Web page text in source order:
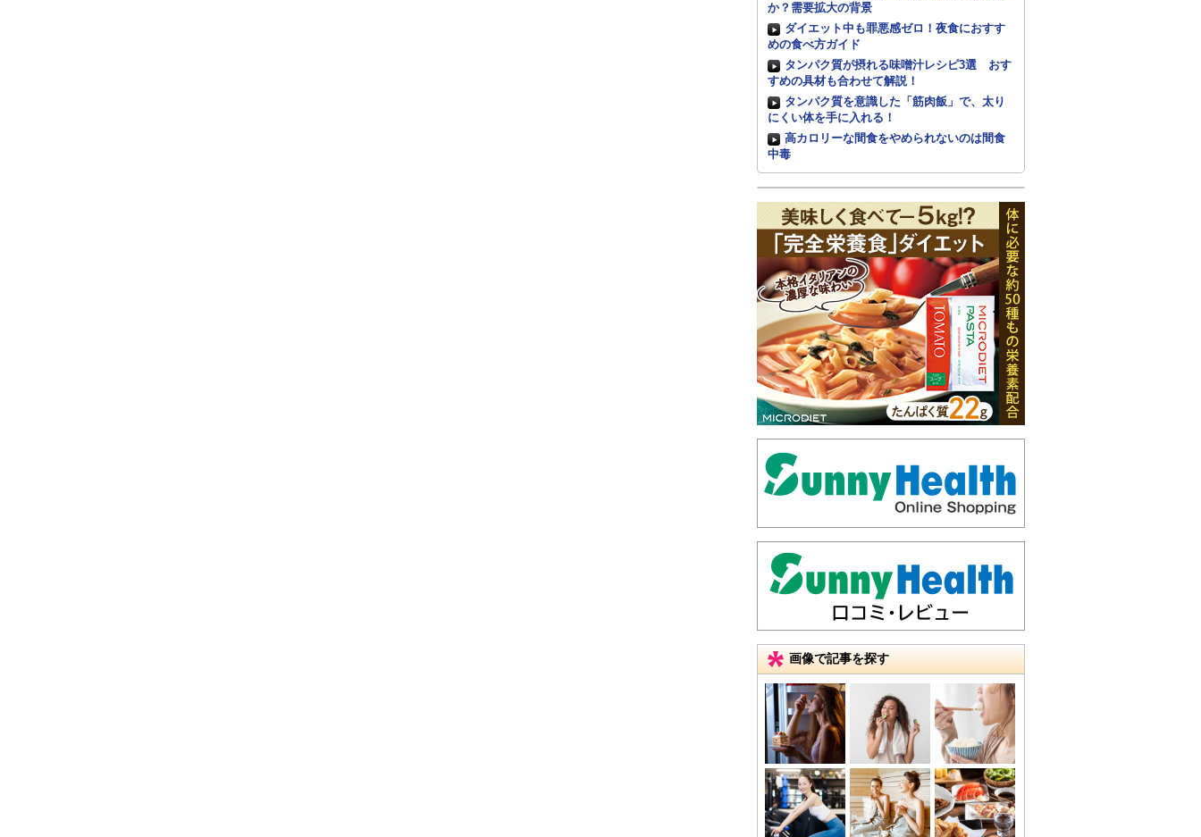
か？需要拡大の背景
ダイエット中も罪悪感ゼロ！夜食におすす
めの食べ方ガイド
タンパク質が摂れる味噌汁レシピ3選 おす
すめの具材も合わせて解説！
タンパク質を意識した「筋肉飯」で、太り
にくい体を手に入れる！
高カロリーな間食をやめられないのは間食
中毒
画像で記事を探す